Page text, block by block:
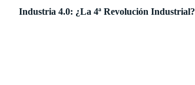
Industria 4.0: ¿La 4ª Revolución Industrial?